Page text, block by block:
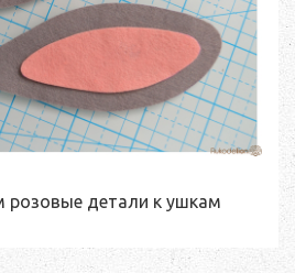
розовые детали к ушкам